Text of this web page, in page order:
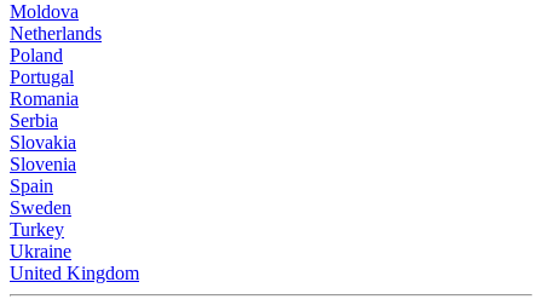
Moldova
Netherlands
Poland
Portugal
Romania
Serbia
Slovakia
Slovenia
Spain
Sweden
Turkey
Ukraine
United Kingdom